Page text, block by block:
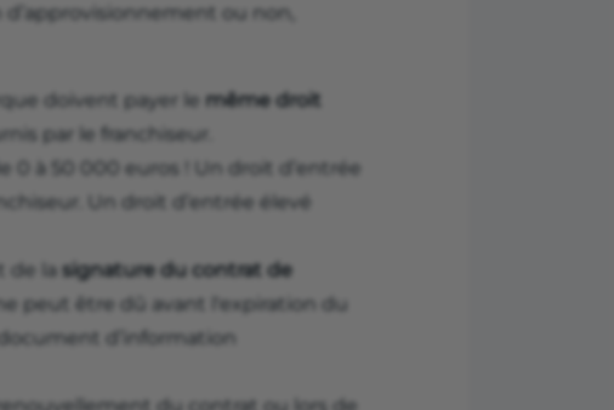
ou non,
doivent payer le même droit
par le franchiseur.
0 à 50 000 euros ! Un droit d’entrée
Un droit d’entrée élevé
de la signature du contrat de
peut être dû avant l'expiration du
d’information